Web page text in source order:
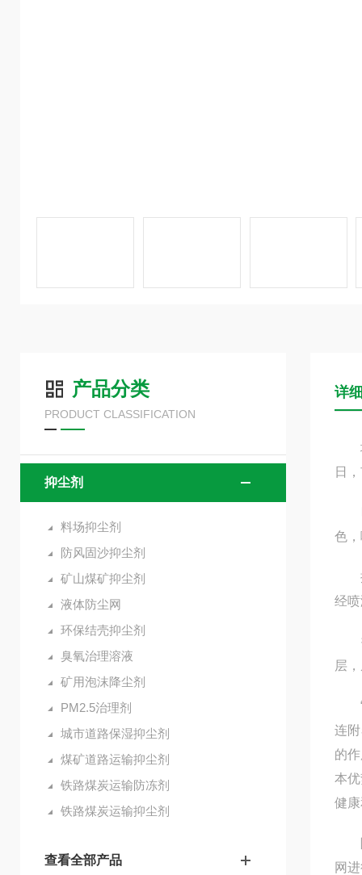
产品分类
PRODUCT CLASSIFICATION
抑尘剂
料场抑尘剂
防风固沙抑尘剂
矿山煤矿抑尘剂
液体防尘网
环保结壳抑尘剂
臭氧治理溶液
矿用泡沫降尘剂
PM2.5治理剂
城市道路保湿抑尘剂
煤矿道路运输抑尘剂
铁路煤炭运输防冻剂
铁路煤炭运输抑尘剂
查看全部产品
详
城
日
色
据
经
抑
层
连
的
本
健
网